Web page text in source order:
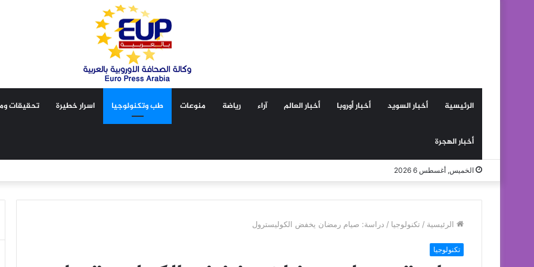
الرئيسية أخبار السويد أخبار أوروبا أخبار العالم آراء رياضة منوعات طب وتكنولوجيا اسرار خطيرة تحقيقات
أخبار الهجرة
الخميس, أغسطس 6 2026
الرئيسية / تكنولوجيا / دراسة: صيام رمضان يخفض الكوليسترول
تكنولوجيا